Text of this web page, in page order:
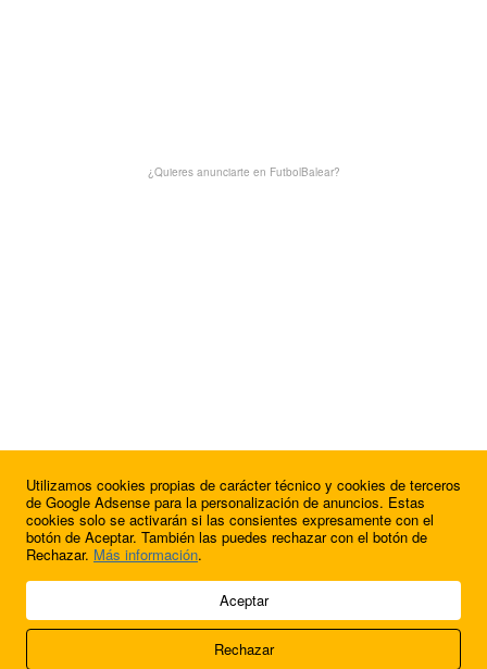
¿Quieres anunciarte en FutbolBalear?
¿Quieres anunciarte en FutbolBalear?
© 2009 - 2026 Soluciones Corporativas IP, SL.
Acerca de nosotros
Utilizamos cookies propias de carácter técnico y cookies de terceros
de Google Adsense para la personalización de anuncios. Estas
cookies solo se activarán si las consientes expresamente con el
botón de Aceptar. También las puedes rechazar con el botón de
Rechazar. Más información.
Aceptar
Rechazar